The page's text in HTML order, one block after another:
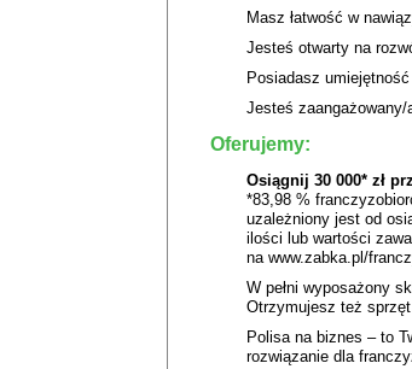
Masz łatwość w
Jesteś otwarty na
Posiadasz
Jesteś zaangażowany/
Oferujemy:
Osiągnij 30 000* zł
*83,98 %
uzależniony jest od
ilości lub wartości
na www.zabka.pl/
W pełni wyposażony
Otrzymujesz też
Polisa na biznes – to
rozwiązanie dla